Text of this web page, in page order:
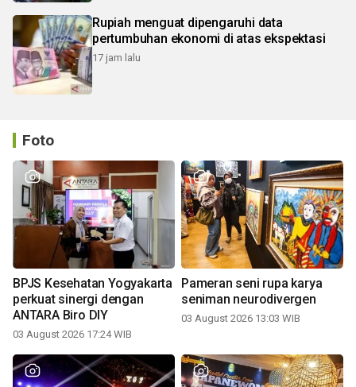
Rupiah menguat dipengaruhi data
pertumbuhan ekonomi di atas ekspektasi
17 jam lalu
Foto
BPJS Kesehatan Yogyakarta
perkuat sinergi dengan
ANTARA Biro DIY
03 August 2026 17:24 WIB
Pameran seni rupa karya
seniman neurodivergen
03 August 2026 13:03 WIB